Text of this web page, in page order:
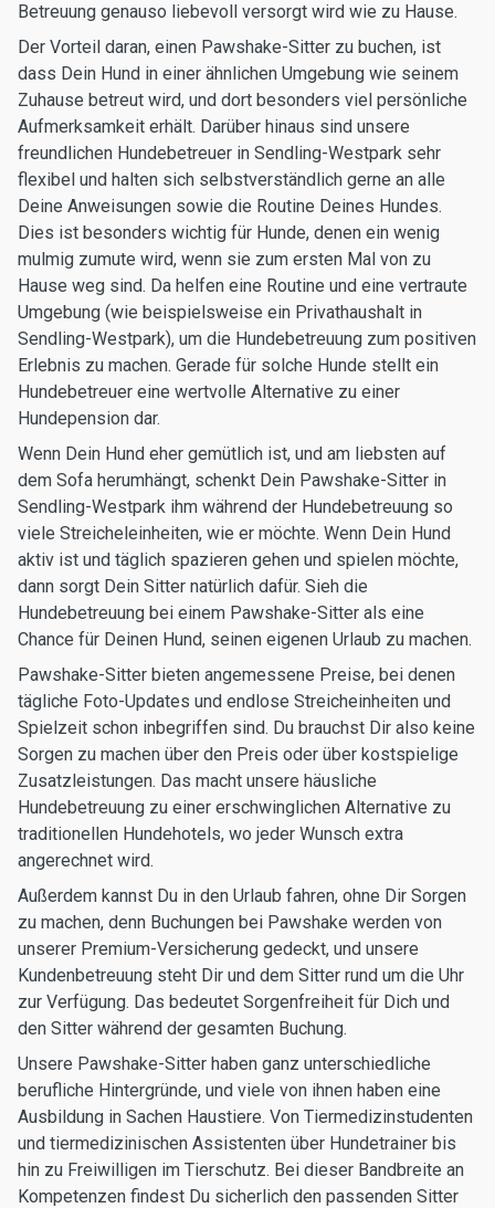
Betreuung genauso liebevoll versorgt wird wie zu Hause.
Der Vorteil daran, einen Pawshake-Sitter zu buchen, ist
dass Dein Hund in einer ähnlichen Umgebung wie seinem
Zuhause betreut wird, und dort besonders viel persönliche
Aufmerksamkeit erhält. Darüber hinaus sind unsere
freundlichen Hundebetreuer in Sendling-Westpark sehr
flexibel und halten sich selbstverständlich gerne an alle
Deine Anweisungen sowie die Routine Deines Hundes.
Dies ist besonders wichtig für Hunde, denen ein wenig
mulmig zumute wird, wenn sie zum ersten Mal von zu
Hause weg sind. Da helfen eine Routine und eine vertraute
Umgebung (wie beispielsweise ein Privathaushalt in
Sendling-Westpark), um die Hundebetreuung zum positiven
Erlebnis zu machen. Gerade für solche Hunde stellt ein
Hundebetreuer eine wertvolle Alternative zu einer
Hundepension dar.
Wenn Dein Hund eher gemütlich ist, und am liebsten auf
dem Sofa herumhängt, schenkt Dein Pawshake-Sitter in
Sendling-Westpark ihm während der Hundebetreuung so
viele Streicheleinheiten, wie er möchte. Wenn Dein Hund
aktiv ist und täglich spazieren gehen und spielen möchte,
dann sorgt Dein Sitter natürlich dafür. Sieh die
Hundebetreuung bei einem Pawshake-Sitter als eine
Chance für Deinen Hund, seinen eigenen Urlaub zu machen.
Pawshake-Sitter bieten angemessene Preise, bei denen
tägliche Foto-Updates und endlose Streicheinheiten und
Spielzeit schon inbegriffen sind. Du brauchst Dir also keine
Sorgen zu machen über den Preis oder über kostspielige
Zusatzleistungen. Das macht unsere häusliche
Hundebetreuung zu einer erschwinglichen Alternative zu
traditionellen Hundehotels, wo jeder Wunsch extra
angerechnet wird.
Außerdem kannst Du in den Urlaub fahren, ohne Dir Sorgen
zu machen, denn Buchungen bei Pawshake werden von
unserer Premium-Versicherung gedeckt, und unsere
Kundenbetreuung steht Dir und dem Sitter rund um die Uhr
zur Verfügung. Das bedeutet Sorgenfreiheit für Dich und
den Sitter während der gesamten Buchung.
Unsere Pawshake-Sitter haben ganz unterschiedliche
berufliche Hintergründe, und viele von ihnen haben eine
Ausbildung in Sachen Haustiere. Von Tiermedizinstudenten
und tiermedizinischen Assistenten über Hundetrainer bis
hin zu Freiwilligen im Tierschutz. Bei dieser Bandbreite an
Kompetenzen findest Du sicherlich den passenden Sitter